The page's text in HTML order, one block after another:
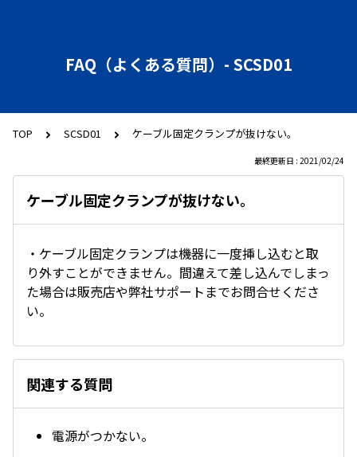
FAQ（よくある質問）- SCSD01
TOP SCSD01 ケーブル固定クランプが抜けない。
最終更新日 : 2021/02/24
ケーブル固定クランプが抜けない。
・ケーブル固定クランプは機器に一度挿し込むと取
り外すことができません。間違えて差し込んでしまっ
た場合は販売店や弊社サポートまでお問合せくださ
い。
関連する質問
電源がつかない。